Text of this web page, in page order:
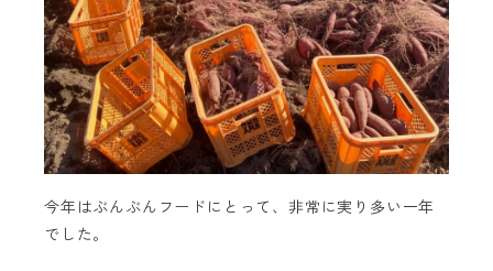
今年はぶんぶんフードにとって、非常に実り多い一年
でした。